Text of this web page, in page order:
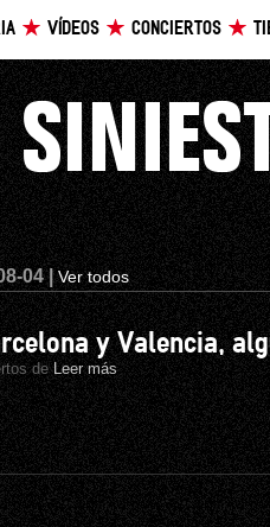
VÍDEOS CONCIERTOS
04 |Ver todos
y Valencia,
deLeer más